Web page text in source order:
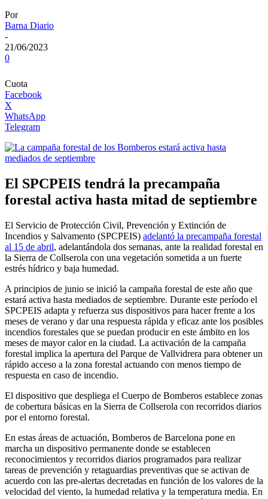
Por
Barna Diario
-
21/06/2023
0
Cuota
Facebook
X
WhatsApp
Telegram
El SPCPEIS tendrá la precampaña
forestal activa hasta mitad de septiembre
El Servicio de Protección Civil, Prevención y Extinción de
Incendios y Salvamento (SPCPEIS) adelantó la precampaña forestal
al 15 de abril, adelantándola dos semanas, ante la realidad forestal en
la Sierra de Collserola con una vegetación sometida a un fuerte
estrés hídrico y baja humedad.
A principios de junio se inició la campaña forestal de este año que
estará activa hasta mediados de septiembre. Durante este período el
SPCPEIS adapta y refuerza sus dispositivos para hacer frente a los
meses de verano y dar una respuesta rápida y eficaz ante los posibles
incendios forestales que se puedan producir en este ámbito en los
meses de mayor calor en la ciudad. La activación de la campaña
forestal implica la apertura del Parque de Vallvidrera para obtener un
rápido acceso a la zona forestal actuando con menos tiempo de
respuesta en caso de incendio.
El dispositivo que despliega el Cuerpo de Bomberos establece zonas
de cobertura básicas en la Sierra de Collserola con recorridos diarios
por el entorno forestal.
En estas áreas de actuación, Bomberos de Barcelona pone en
marcha un dispositivo permanente donde se establecen
reconocimientos y recorridos diarios programados para realizar
tareas de prevención y retaguardias preventivas que se activan de
acuerdo con las pre-alertas decretadas en función de los valores de la
velocidad del viento, la humedad relativa y la temperatura media. En